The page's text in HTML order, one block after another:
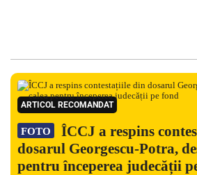
ARTICOL RECOMANDAT
FOTO
ÎCCJ a respins
dosarul Georgescu-Potra,
pentru începerea judecății